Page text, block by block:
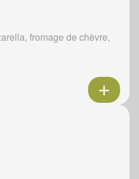
fromage de chèvre,